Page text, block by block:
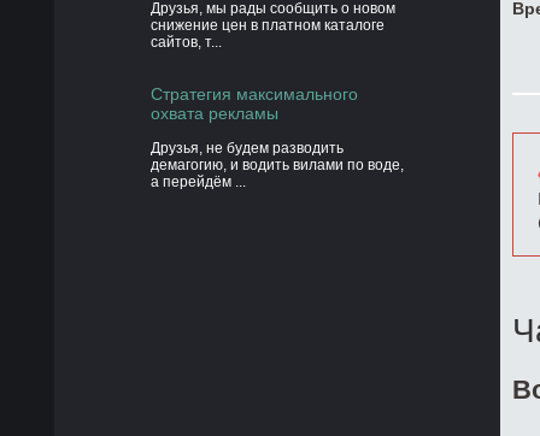
Друзья, мы рады сообщить о новом
снижение цен в платном каталоге
сайтов, т...
Стратегия максимального
охвата рекламы
Друзья, не будем разводить
демагогию, и водить вилами по воде,
а перейдём ...